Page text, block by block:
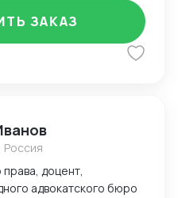
ЗАКАЗ
Россия
адвокатского бюро